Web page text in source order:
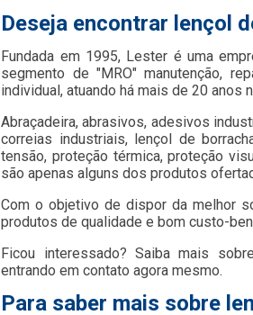
Deseja encontrar lençol
Fundada em 1995, Lester é uma
segmento de "MRO" manutenção,
individual, atuando há mais de 20 anos
Abraçadeira, abrasivos, adesivos
correias industriais, lençol de
tensão, proteção térmica, proteção
são apenas alguns dos produtos
Com o objetivo de dispor da melhor
produtos de qualidade e bom custo-
Ficou interessado? Saiba mais
entrando em contato agora mesmo.
Para saber mais sobre